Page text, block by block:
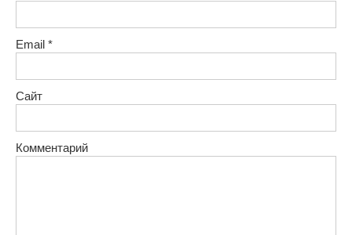
Email *
Сайт
Комментарий